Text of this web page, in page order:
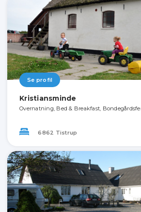
Se profil
Kristiansminde
Overnatning, Bed & Breakfast,
6862 Tistrup